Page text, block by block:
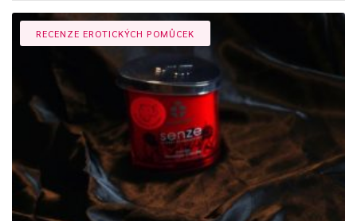
RECENZE EROTICKÝCH POMŮCEK